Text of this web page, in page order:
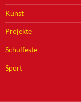
Kunst
Projekte
Schulfeste
Sport